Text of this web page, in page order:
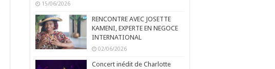
15/06/2026
RENCONTRE AVEC JOSETTE
KAMENI, EXPERTE EN NEGOCE
INTERNATIONAL
02/06/2026
Concert inédit de Charlotte